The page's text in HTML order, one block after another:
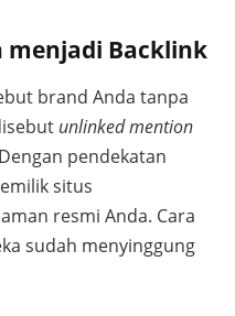
menjadi Backlink
brand Anda tanpa
unlinked mention
pendekatan
situs
resmi Anda. Cara
sudah menyinggung